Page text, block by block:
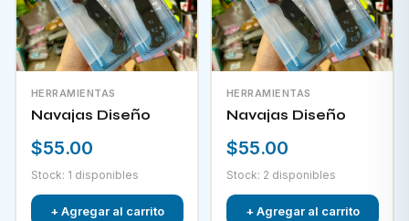
HERRAMIENTAS
Navajas Diseño
$55.00
Stock: 1 disponibles
+ Agregar al carrito
HERRAMIENTAS
Navajas Diseño
$55.00
Stock: 2 disponibles
+ Agregar al carrito